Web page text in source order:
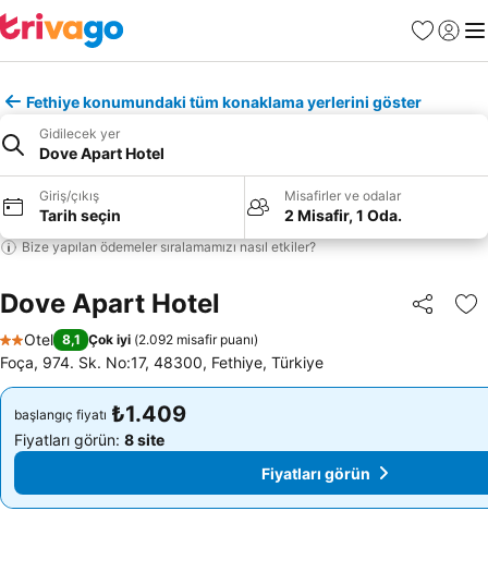
Favoriler
Giriş
Fethiye konumundaki tüm konaklama yerlerini göster
Gidilecek yer
Dove Apart Hotel
Giriş/çıkış
Tarih seçin
Misafirler ve odalar
2 Misafir, 1 Oda.
Bize yapılan ödemeler sıralamamızı nasıl etkiler?
Dove Apart Hotel Paylaş
2 Yıldız
Otel 8,1 Çok iyi (2.092 misafir puanı)
Foça, 974. Sk. No:17, 48300, Fethiye, Türkiye
başlangıç fiyatı ₺1.409
Fiyatları görün: 8 site
Fiyatları görün
başlangıç fiyatı ₺1.409
Fiyatları görün: 8 site
Fiyatları görün